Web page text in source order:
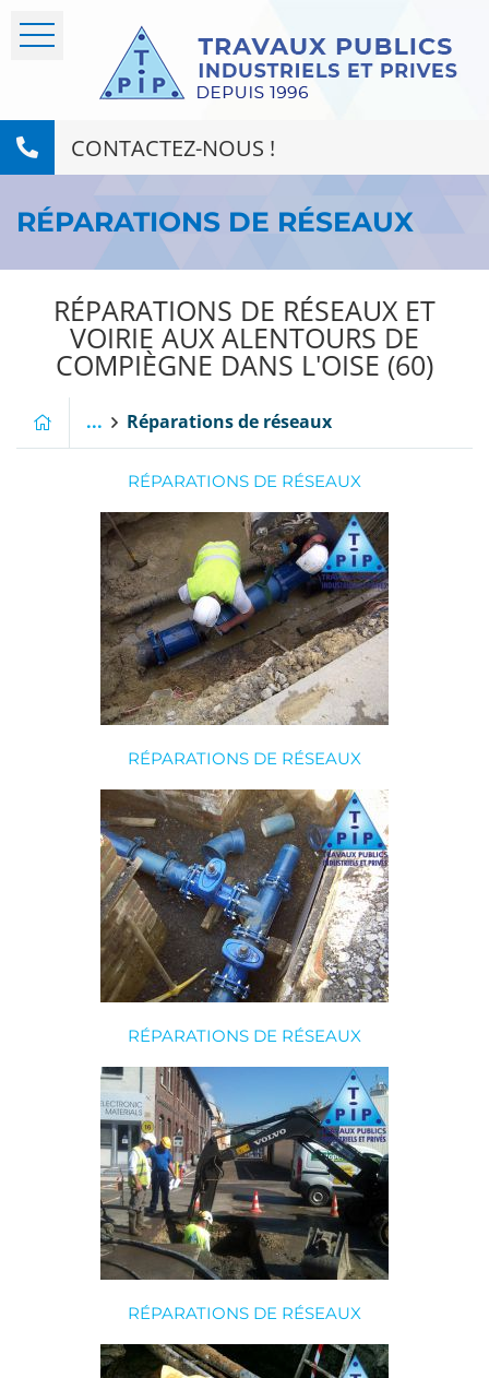
CONTACTEZ-NOUS !
RÉPARATIONS DE RÉSEAUX
RÉPARATIONS DE RÉSEAUX ET
VOIRIE AUX ALENTOURS DE
COMPIÈGNE DANS L'OISE (60)
... Réparations de réseaux
RÉPARATIONS DE RÉSEAUX
RÉPARATIONS DE RÉSEAUX
RÉPARATIONS DE RÉSEAUX
RÉPARATIONS DE RÉSEAUX